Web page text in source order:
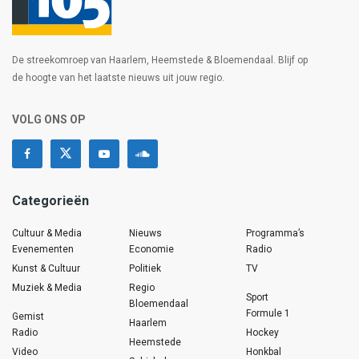
De streekomroep van Haarlem, Heemstede & Bloemendaal. Blijf op
de hoogte van het laatste nieuws uit jouw regio.
VOLG ONS OP
Categorieën
Cultuur & Media
Evenementen
Kunst & Cultuur
Muziek & Media
Gemist
Radio
Video
Nieuws
Economie
Politiek
Regio
Bloemendaal
Haarlem
Heemstede
Programma’s
Radio
TV
Sport
Formule 1
Hockey
Honkbal